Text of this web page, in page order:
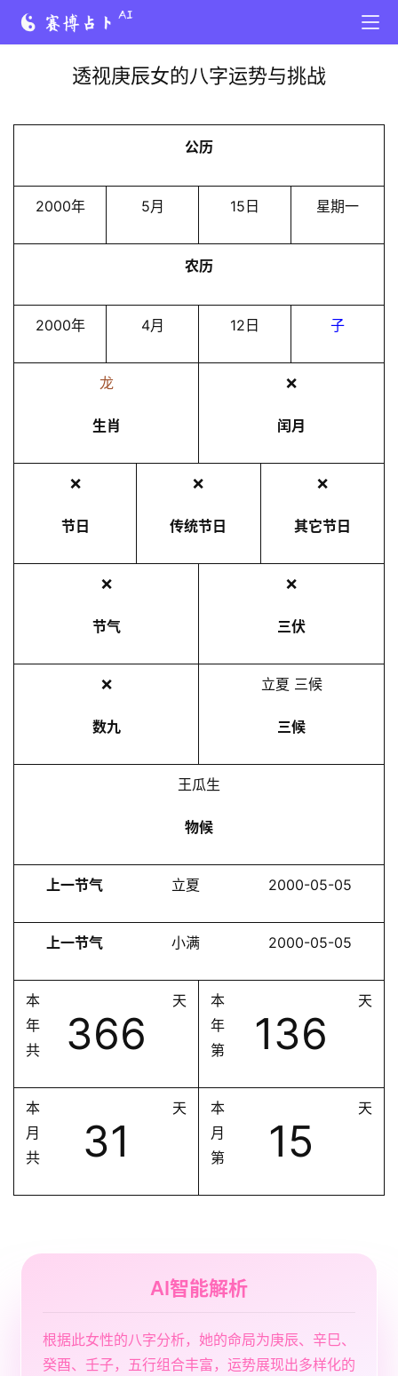
透视庚辰女的八字运势与挑战
公历
2000年 5月 15日 星期一
农历
2000年 4月 12日 子
龙
生肖
❌
闰月
❌
节日
❌
传统节日
❌
其它节日
❌
节气
❌
三伏
❌
数九
立夏 三候
三候
王瓜生
物候
上一节气 立夏 2000-05-05
上一节气 小满 2000-05-05
本
年
共
366
天
本
年
第
136
天
本
月
共
31
天
本
月
第
15
天
AI智能解析
根据此女性的八字分析，她的命局为庚辰、辛巳、
癸酉、壬子，五行组合丰富，运势展现出多样化的